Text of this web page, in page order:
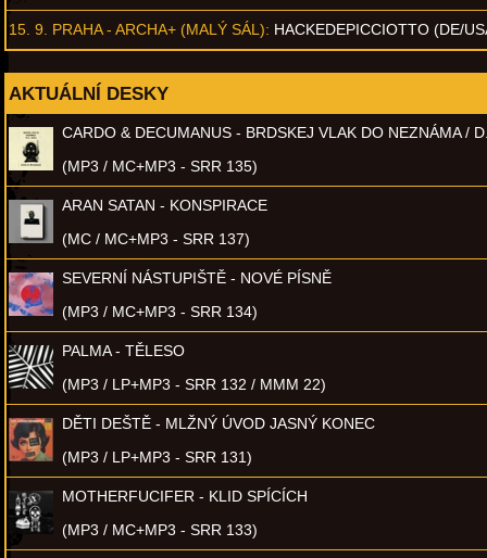
15. 9. PRAHA - ARCHA+ (MALÝ SÁL): HACKEDEPICCIOTTO (DE/
AKTUÁLNÍ DESKY
CARDO & DECUMANUS - BRDSKEJ VLAK DO NEZNÁMA /
(MP3 / MC+MP3 - SRR 135)
ARAN SATAN - KONSPIRACE
(MC / MC+MP3 - SRR 137)
SEVERNÍ NÁSTUPIŠTĚ - NOVÉ PÍSNĚ
(MP3 / MC+MP3 - SRR 134)
PALMA - TĚLESO
(MP3 / LP+MP3 - SRR 132 / MMM 22)
DĚTI DEŠTĚ - MLŽNÝ ÚVOD JASNÝ KONEC
(MP3 / LP+MP3 - SRR 131)
MOTHERFUCIFER - KLID SPÍCÍCH
(MP3 / MC+MP3 - SRR 133)